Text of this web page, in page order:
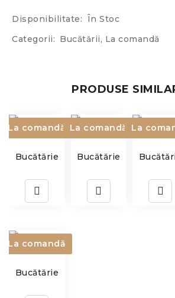
Disponibilitate: În Stoc
Categorii: Bucătării, La comandă
PRODUSE
La comandă
Bucătărie
La comandă
Bucătărie
La
La comandă
Bucătărie